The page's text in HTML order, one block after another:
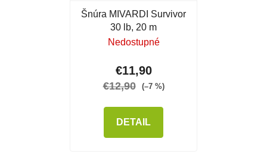
Šnúra MIVARDI Survivor
30 lb, 20 m
Nedostupné
€11,90
€12,90 (–7 %)
DETAIL